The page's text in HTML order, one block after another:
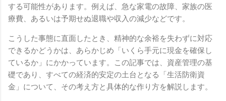
する可能性があります。例えば、急な家電の故障、家族の医
療費、あるいは予期せぬ退職や収入の減少などです。
こうした事態に直面したとき、精神的な余裕を失わずに対応
できるかどうかは、あらかじめ「いくら手元に現金を確保し
ているか」にかかっています。この記事では、資産管理の基
礎であり、すべての経済的安定の土台となる「生活防衛資
金」について、その考え方と具体的な作り方を解説します。